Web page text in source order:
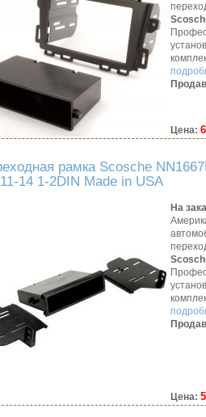
Цена:
рамка Scosche
14 1-2DIN Made in USA
На
Цена: